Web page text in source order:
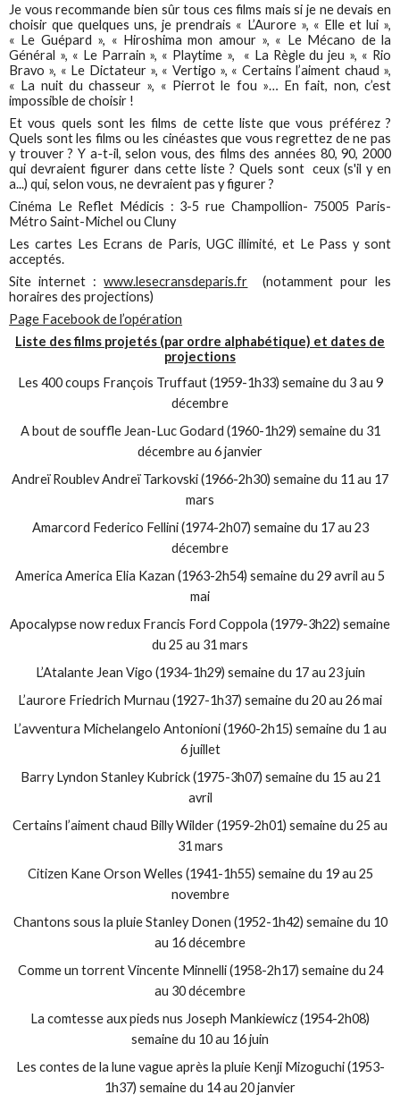
Je vous recommande bien sûr tous ces films mais si je ne devais en
choisir que quelques uns, je prendrais « L’Aurore », « Elle et lui »,
« Le Guépard », « Hiroshima mon amour », « Le Mécano de la
Général », « Le Parrain », « Playtime », « La Règle du jeu », « Rio
Bravo », « Le Dictateur », « Vertigo », « Certains l’aiment chaud »,
« La nuit du chasseur », « Pierrot le fou »… En fait, non, c’est
impossible de choisir !
Et vous quels sont les films de cette liste que vous préférez ?
Quels sont les films ou les cinéastes que vous regrettez de ne pas
y trouver ? Y a-t-il, selon vous, des films des années 80, 90, 2000
qui devraient figurer dans cette liste ? Quels sont ceux (s'il y en
a...) qui, selon vous, ne devraient pas y figurer ?
Cinéma Le Reflet Médicis : 3-5 rue Champollion- 75005 Paris-
Métro Saint-Michel ou Cluny
Les cartes Les Ecrans de Paris, UGC illimité, et Le Pass y sont
acceptés.
Site internet :www.lesecransdeparis.fr (notamment pour les
horaires des projections)
Page Facebook de l’opération
Liste des films projetés (par ordre alphabétique) et dates de
projections
Les 400 coups François Truffaut (1959-1h33) semaine du 3 au 9
décembre
A bout de souffle Jean-Luc Godard (1960-1h29) semaine du 31
décembre au 6 janvier
Andreï Roublev Andreï Tarkovski (1966-2h30) semaine du 11 au 17
mars
Amarcord Federico Fellini (1974-2h07) semaine du 17 au 23
décembre
America America Elia Kazan (1963-2h54) semaine du 29 avril au 5
mai
Apocalypse now redux Francis Ford Coppola (1979-3h22) semaine
du 25 au 31 mars
L’Atalante Jean Vigo (1934-1h29) semaine du 17 au 23 juin
L’aurore Friedrich Murnau (1927-1h37) semaine du 20 au 26 mai
L’avventura Michelangelo Antonioni (1960-2h15) semaine du 1 au
6 juillet
Barry Lyndon Stanley Kubrick (1975-3h07) semaine du 15 au 21
avril
Certains l’aiment chaud Billy Wilder (1959-2h01) semaine du 25 au
31 mars
Citizen Kane Orson Welles (1941-1h55) semaine du 19 au 25
novembre
Chantons sous la pluie Stanley Donen (1952-1h42) semaine du 10
au 16 décembre
Comme un torrent Vincente Minnelli (1958-2h17) semaine du 24
au 30 décembre
La comtesse aux pieds nus Joseph Mankiewicz (1954-2h08)
semaine du 10 au 16 juin
Les contes de la lune vague après la pluie Kenji Mizoguchi (1953-
1h37) semaine du 14 au 20 janvier